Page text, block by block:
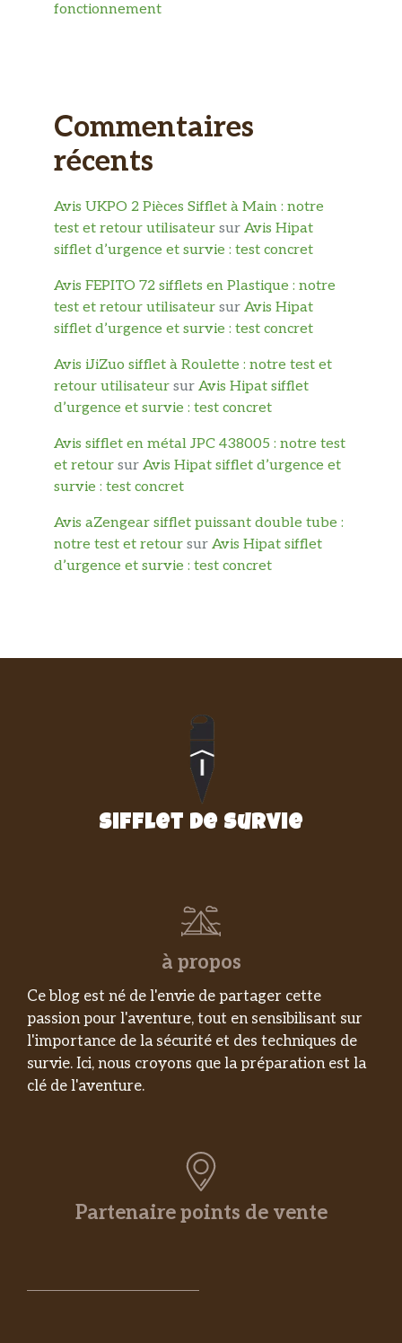
fonctionnement
Commentaires
récents
Avis UKPO 2 Pièces Sifflet à Main : notre
test et retour utilisateur sur Avis Hipat
sifflet d’urgence et survie : test concret
Avis FEPITO 72 sifflets en Plastique : notre
test et retour utilisateur sur Avis Hipat
sifflet d’urgence et survie : test concret
Avis iJiZuo sifflet à Roulette : notre test et
retour utilisateur sur Avis Hipat sifflet
d’urgence et survie : test concret
Avis sifflet en métal JPC 438005 : notre test
et retour sur Avis Hipat sifflet d’urgence et
survie : test concret
Avis aZengear sifflet puissant double tube :
notre test et retour sur Avis Hipat sifflet
d’urgence et survie : test concret
Sifflet de survie
à propos
Ce blog est né de l'envie de partager cette
passion pour l'aventure, tout en sensibilisant sur
l'importance de la sécurité et des techniques de
survie. Ici, nous croyons que la préparation est la
clé de l'aventure.
Partenaire points de vente